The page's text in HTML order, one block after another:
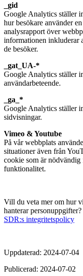
_gid
Google Analytics ställer
hur besökare använder
analysrapport över
informationen inkluderar
de besöker.
_gat_UA-*
Google Analytics ställer
användarbeteende.
_ga_*
Google Analytics ställer
sidvisningar.
Vimeo & Youtube
På vår webbplats
situationer även från
cookie som är
funktionalitet.
Vill du veta mer om hur
hanterar personuppgifter?
SDR:s integritetspolicy
Uppdaterad: 2024-07-04
Publicerad: 2024-07-02